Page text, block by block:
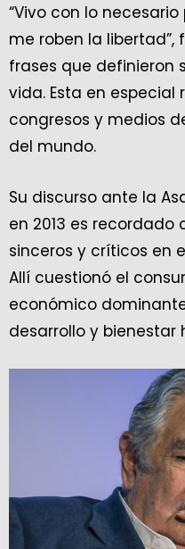
“Vivo con lo
me roben la
frases que definieron
vida. Esta en especial
congresos y medios
del mundo.
Su discurso ante la
en 2013 es
sinceros y críticos en
Allí cuestionó el
económico
desarrollo y bienestar